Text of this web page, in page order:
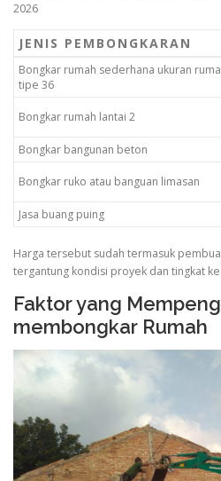
2026
JENIS PEMBONGKARAN
Bongkar rumah sederhana ukuran
tipe 36
Bongkar rumah lantai 2
Bongkar bangunan beton
Bongkar ruko atau banguan limasan
Jasa buang puing
Harga tersebut sudah termasuk
tergantung kondisi proyek dan tingkat
Faktor yang
membongkar Rumah